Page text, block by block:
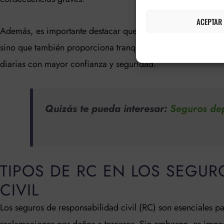
ACEPTAR
Además, es importante destacar que el seguro de RC no
sino que también proporciona tranquilidad. Saber que
diarias con mayor confianza y seguridad.
Quizás te pueda interesar: Seguros
TIPOS DE RC EN LOS
CIVIL
Los seguros de responsabilidad civil (RC) son esenciales